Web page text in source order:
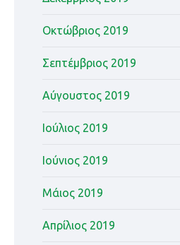
Οκτώβριος 2019
Σεπτέμβριος 2019
Αύγουστος 2019
Ιούλιος 2019
Ιούνιος 2019
Μάιος 2019
Απρίλιος 2019